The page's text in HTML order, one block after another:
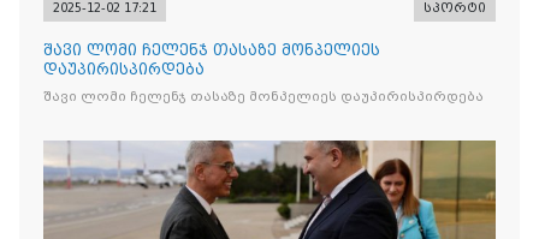
2025-12-02 17:21 სპორტი
შავი ლომი ჩელენჯ თასაზე მონპელიეს
დაუპირისპირდება
შავი ლომი ჩელენჯ თასაზე მონპელიეს დაუპირისპირდება